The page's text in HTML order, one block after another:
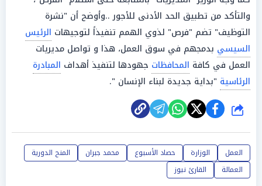
والتأكد من تطبيق الحد الأدنى للأجور ..وأوضح أن "نشرة
التوظيف" تضم "فرص" لذوي الهمم تنفيذاً لتوجيهات الرئيس
السيسي بدمجهم في سوق العمل، هذا و تواصل مديريات
العمل في كافة المحافظات جهودها لتنفيذ أهداف المبادرة
الرئاسية "بداية جديدة لبناء الإنسان ".
شارك
العمل الوزارة حصاد الأسبوع محمد جبران
المنح الدورية
العمالة
القارئ نيوز